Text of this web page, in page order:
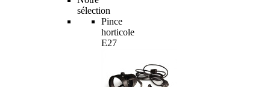
sélection
Pince
horticole
E27